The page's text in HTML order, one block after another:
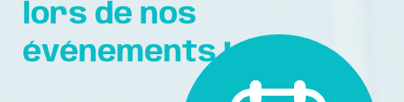
lors de nos
événements !